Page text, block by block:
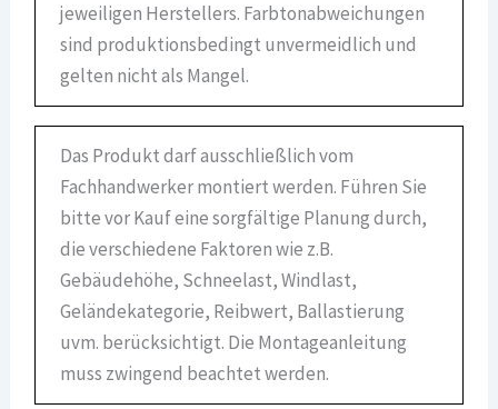
jeweiligen Herstellers. Farbtonabweichungen
sind produktionsbedingt unvermeidlich und
gelten nicht als Mangel.
Das Produkt darf ausschließlich vom
Fachhandwerker montiert werden. Führen Sie
bitte vor Kauf eine sorgfältige Planung durch,
die verschiedene Faktoren wie z.B.
Gebäudehöhe, Schneelast, Windlast,
Geländekategorie, Reibwert, Ballastierung
uvm. berücksichtigt. Die Montageanleitung
muss zwingend beachtet werden.